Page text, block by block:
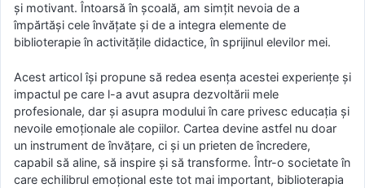
și motivant. Întoarsă în școală, am simțit nevoia de a
împărtăși cele învățate și de a integra elemente de
biblioterapie în activitățile didactice, în sprijinul elevilor mei.
Acest articol își propune să redea esența acestei experiențe și
impactul pe care l-a avut asupra dezvoltării mele
profesionale, dar și asupra modului în care privesc educația și
nevoile emoționale ale copiilor. Cartea devine astfel nu doar
un instrument de învățare, ci și un prieten de încredere,
capabil să aline, să inspire și să transforme. Într-o societate în
care echilibrul emoțional este tot mai important, biblioterapia